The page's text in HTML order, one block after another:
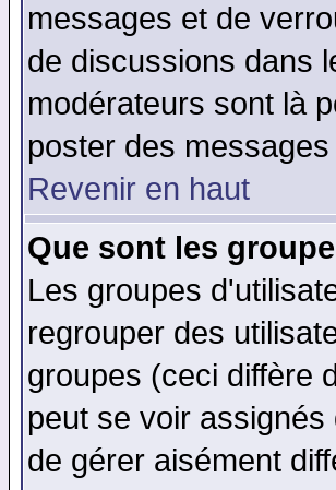
messages et de
de discussions dans
modérateurs sont là
poster des
Revenir en haut
Que sont les
Les groupes
regrouper des
groupes (ceci diffère
peut se voir
de gérer aisément